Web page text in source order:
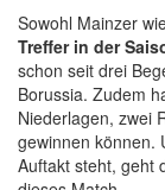
Sowohl Mainzer
Treffer in der
schon seit drei
Borussia. Zudem
Niederlagen, zwei
gewinnen können.
Auftakt steht, geht